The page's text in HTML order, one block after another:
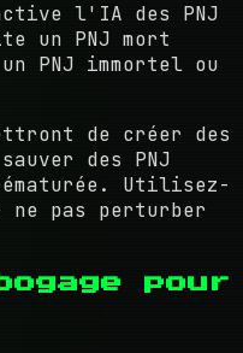
l'IA des PNJ
un PNJ mort
PNJ immortel ou
de créer des
des PNJ
Utilisez-
ne pas perturber
pour